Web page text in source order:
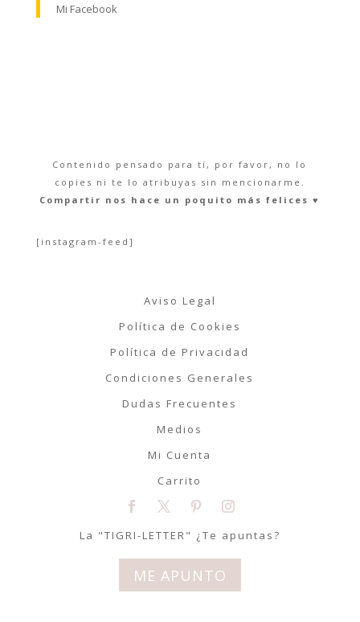
Mi Facebook
Contenido pensado para tí, por favor, no lo
copies ni te lo atribuyas sin mencionarme.
Compartir nos hace un poquito más felices ♥︎
[instagram-feed]
Aviso Legal
Política de Cookies
Política de Privacidad
Condiciones Generales
Dudas Frecuentes
Medios
Mi Cuenta
Carrito
La "TIGRI-LETTER" ¿Te apuntas?
ME APUNTO